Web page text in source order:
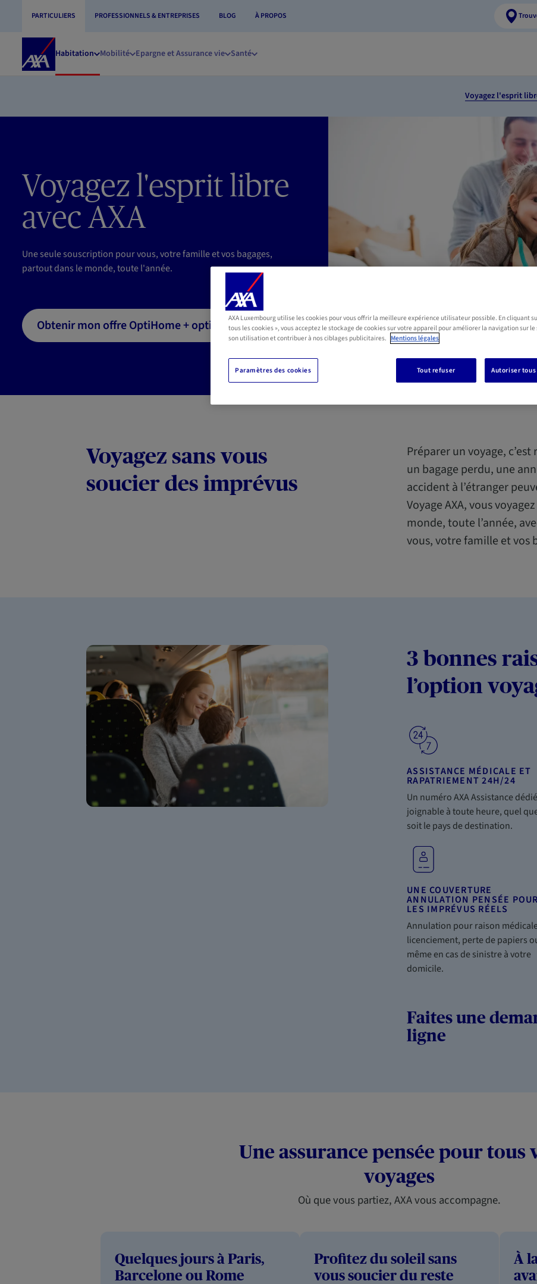
PARTICULIERS PROFESSIONNELS & ENTREPRISES BLOG À PROPOS
Accueil
AXA
Habitation Mobilité Epargne et Assurance vie Santé
Voyagez l'esprit
Voyagez l'esprit libre
avec AXA
Une seule souscription pour vous, votre famille et vos bagages,
partout dans le monde, toute l'année.
Obtenir mon offre OptiHome + option voyage
Voyagez sans vous
soucier des imprévus
Préparer un voyage,
un bagage perdu, une
accident à l’étranger
Voyage AXA, vous
monde, toute l’année,
vous, votre famille et vos
3 bonnes
l’option
ASSISTANCE MÉDICALE ET
RAPATRIEMENT 24H/24
Un numéro AXA Assistance
joignable à toute heure, quel
soit le pays de destination.
UNE COUVERTURE
ANNULATION PENSÉE POUR
LES IMPRÉVUS RÉELS
Annulation pour raison
licenciement, perte de papiers
même en cas de sinistre à votre
domicile.
Faites une
ligne
Une assurance pensée pour tous
voyages
Où que vous partiez, AXA vous accompagne.
Quelques jours à Paris,
Barcelone ou Rome
Profitez du soleil sans
vous soucier du reste
À
AXA Luxembourg utilise les cookies pour vous offrir la meilleure expérience utilisateur possible. En cliquant
tous les cookies », vous acceptez le stockage de cookies sur votre appareil pour améliorer la navigation sur
son utilisation et contribuer à nos ciblages publicitaires. Mentions légales
Tout refuser Autoriser
Paramètres des cookies